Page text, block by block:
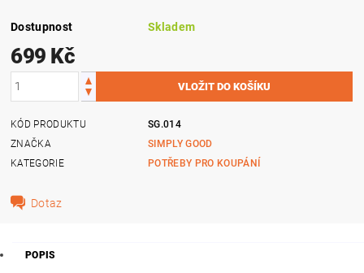
Dostupnost Skladem
699 Kč
KÓD PRODUKTU
SG.014
ZNAČKA
SIMPLY GOOD
KATEGORIE
POTŘEBY PRO KOUPÁNÍ
Dotaz
POPIS